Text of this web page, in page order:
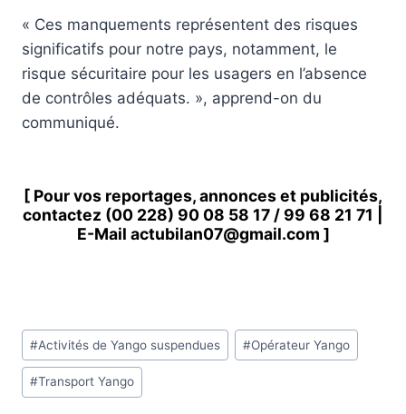
« Ces manquements représentent des risques
significatifs pour notre pays, notamment, le
risque sécuritaire pour les usagers en l’absence
de contrôles adéquats. », apprend-on du
communiqué.
[ Pour vos reportages, annonces et publicités,
contactez (00 228) 90 08 58 17 / 99 68 21 71
E-Mail actubilan07@gmail.com ]
Étiquettes
de
la
#Activités de Yango suspendues #Opérateur Yango
#Transport Yango